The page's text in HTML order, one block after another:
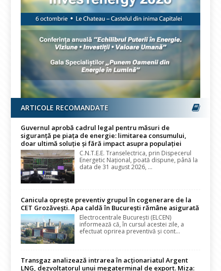
ARTICOLE RECOMANDATE
Guvernul aprobă cadrul legal pentru măsuri de
siguranță pe piața de energie: limitarea consumului,
doar ultimă soluție și fără impact asupra populației
C.N.T.E.E. Transelectrica, prin Dispecerul
Energetic Național, poată dispune, până la
data de 31 august 2026, ...
Canicula oprește preventiv grupul în cogenerare de la
CET Grozăvești. Apa caldă în București rămâne asigurată
Electrocentrale București (ELCEN)
informează că, în cursul acestei zile, a
efectuat oprirea preventivă și cont...
Transgaz analizează intrarea în acționariatul Argent
LNG, dezvoltatorul unui megaterminal de export. Miza: